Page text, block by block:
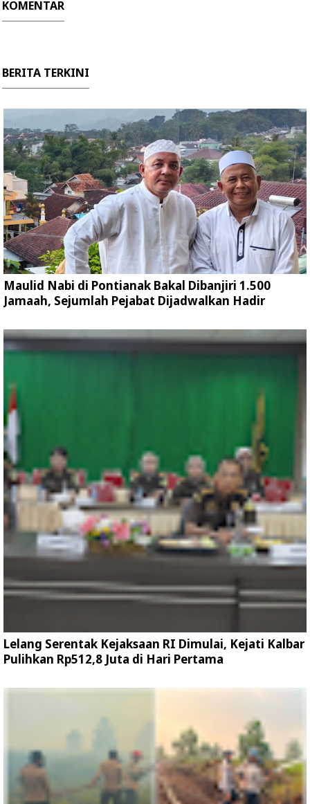
KOMENTAR
BERITA TERKINI
Maulid Nabi di Pontianak Bakal Dibanjiri 1.500
Jamaah, Sejumlah Pejabat Dijadwalkan Hadir
Lelang Serentak Kejaksaan RI Dimulai, Kejati Kalbar
Pulihkan Rp512,8 Juta di Hari Pertama